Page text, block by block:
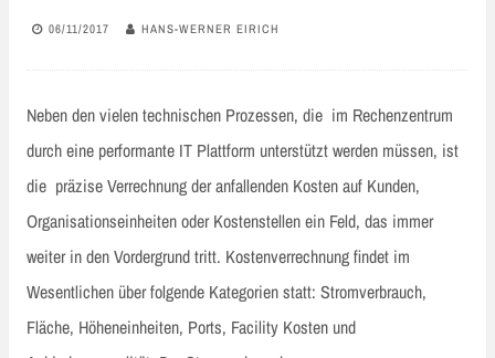
06/11/2017 HANS-WERNER EIRICH
Neben den vielen technischen Prozessen, die im Rechenzentrum
durch eine performante IT Plattform unterstützt werden müssen, ist
die präzise Verrechnung der anfallenden Kosten auf Kunden,
Organisationseinheiten oder Kostenstellen ein Feld, das immer
weiter in den Vordergrund tritt. Kostenverrechnung findet im
Wesentlichen über folgende Kategorien statt: Stromverbrauch,
Fläche, Höheneinheiten, Ports, Facility Kosten und